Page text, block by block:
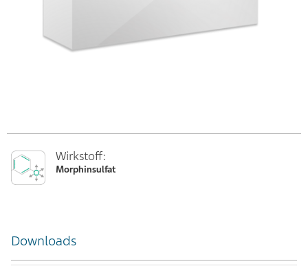
Wirkstoff:
Morphinsulfat
Downloads